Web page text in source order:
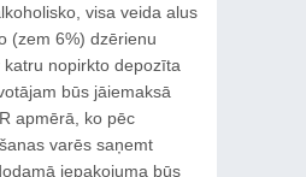
visa veida alus
(zem 6%) dzērienu
nopirkto depozīta
būs jāiemaksā
apmērā, ko pēc
varēs saņemt
iepakojuma būs